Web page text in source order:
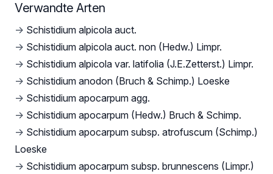
Verwandte Arten
→ Schistidium alpicola auct.
→ Schistidium alpicola auct. non (Hedw.) Limpr.
→ Schistidium alpicola var. latifolia (J.E.Zetterst.) Limpr.
→ Schistidium anodon (Bruch & Schimp.) Loeske
→ Schistidium apocarpum agg.
→ Schistidium apocarpum (Hedw.) Bruch & Schimp.
→ Schistidium apocarpum subsp. atrofuscum (Schimp.)
Loeske
→ Schistidium apocarpum subsp. brunnescens (Limpr.)